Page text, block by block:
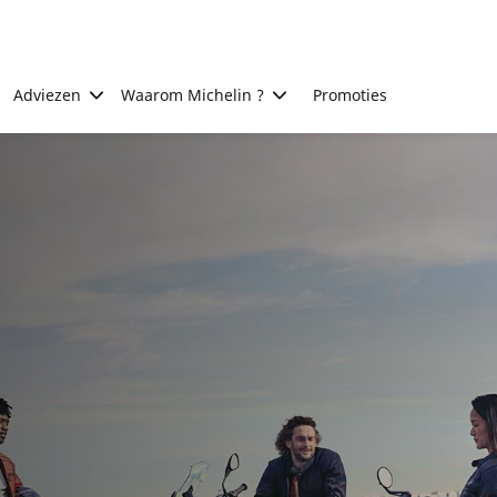
Adviezen Waarom Michelin ? Promoties